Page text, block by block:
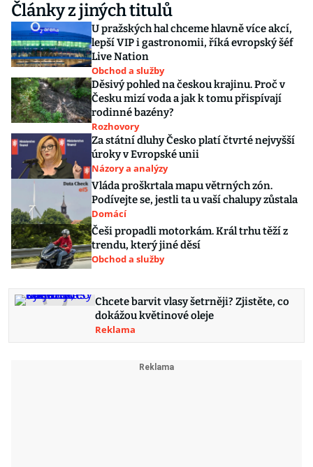
Články z jiných titulů
U pražských hal chceme hlavně více akcí,
lepší VIP i gastronomii, říká evropský šéf
Live Nation
Obchod a služby
Děsivý pohled na českou krajinu. Proč v
Česku mizí voda a jak k tomu přispívají
rodinné bazény?
Rozhovory
Za státní dluhy Česko platí čtvrté nejvyšší
úroky v Evropské unii
Názory a analýzy
Vláda proškrtala mapu větrných zón.
Podívejte se, jestli ta u vaší chalupy zůstala
Domácí
Češi propadli motorkám. Král trhu těží z
trendu, který jiné děsí
Obchod a služby
Chcete barvit vlasy šetrněji? Zjistěte, co
dokážou květinové oleje
Reklama